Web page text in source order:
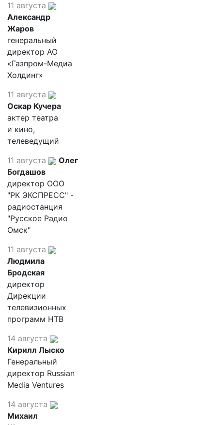
11 августа
Александр
Жаров
генеральный
директор АО
«Газпром-Медиа
Холдинг»
11 августа
Оскар Кучера
актер театра
и кино,
телеведущий
11 августа
Олег
Богдашов
директор ООО
"РК ЭКСПРЕСС" -
радиостанция
"Русское Радио
Омск"
11 августа
Людмила
Бродская
директор
Дирекции
телевизионных
программ НТВ
14 августа
Кирилл Лыско
Генеральный
директор Russian
Media Ventures
14 августа
Михаил